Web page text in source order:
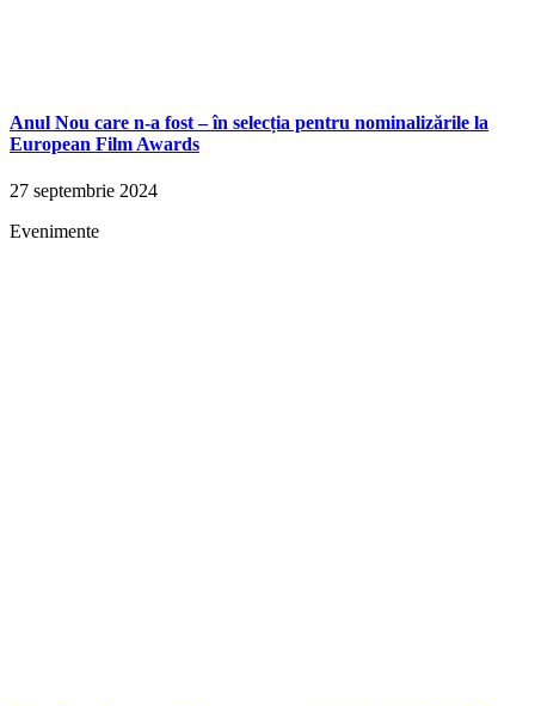
Anul Nou care n-a fost – în selecția pentru nominalizările la
European Film Awards
27 septembrie 2024
Evenimente